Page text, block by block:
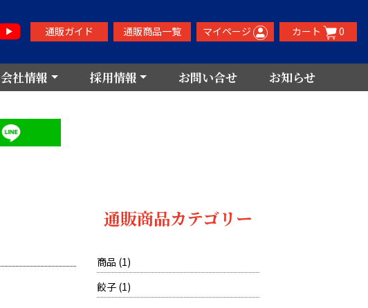
通販ガイド 通販商品一覧 マイページ カート 0
会社情報 採用情報 お問い合せ お知らせ
通販商品カテゴリー
商品 11
個
の
餃子 11
個